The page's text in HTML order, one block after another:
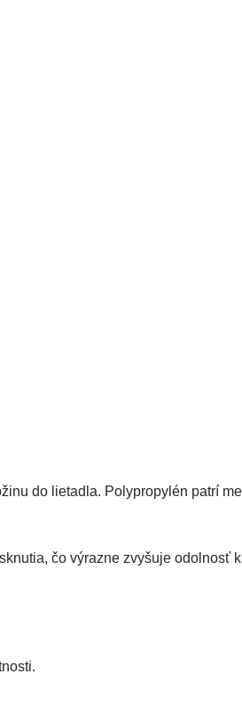
do lietadla. Polypropylén patrí
čo výrazne zvyšuje odolnosť